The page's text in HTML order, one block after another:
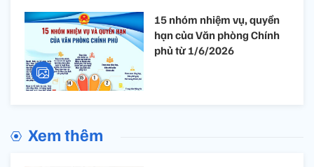
15 nhóm nhiệm vụ, quyền
hạn của Văn phòng Chính
phủ từ 1/6/2026
Xem thêm